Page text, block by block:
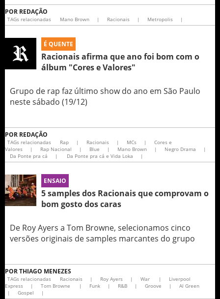
POR REDAÇÃO
TAGs relacionadas Mano Brown | Racionais | Metropolis |
É QUENTE
Racionais afirma que ano foi bom com o
álbum "Cores e Valores"
Grupo de rap faz último show do ano em São Paulo
neste sábado (19/12)
POR REDAÇÃO
TAGs relacionadas Rap | Racionais | MCs |
Cores e
Valores
| Rap Nacional | Blue | Mano Brown | Negro Drama
|
Da Ponte pra cá
| Da Ponte pra cá e Vida Loka |
ENSAIO
5 samples dos Racionais que comprovam o
bom gosto dos caras
De Roy Ayers a Tom Browne, selecionamos cinco
versões originais de samples marcantes do grupo
PORTHIAGO MENEZES
TAGs relacionadas Racionais | Roy Ayers | War |
Liverpool
Express
| Tom Browne | Funk | R&B | Groove |
Al Green
|
Gospel |